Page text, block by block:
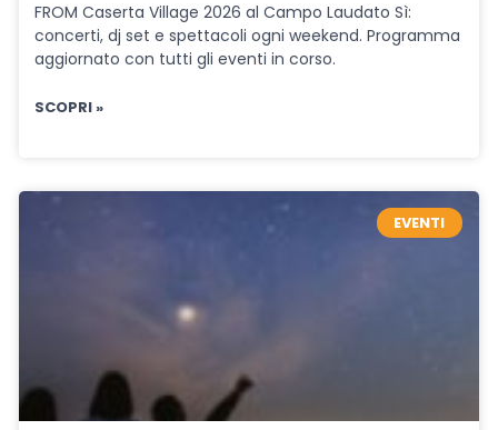
FROM Caserta Village 2026 al Campo Laudato Sì:
concerti, dj set e spettacoli ogni weekend. Programma
aggiornato con tutti gli eventi in corso.
SCOPRI »
EVENTI